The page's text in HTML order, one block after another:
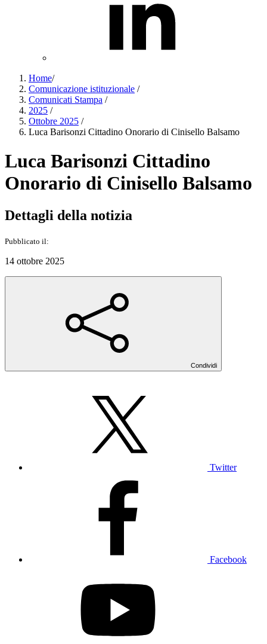
Home/
Comunicazione istituzionale /
Comunicati Stampa /
2025 /
Ottobre 2025 /
Luca Barisonzi Cittadino Onorario di Cinisello Balsamo
Luca Barisonzi Cittadino
Onorario di Cinisello Balsamo
Dettagli della notizia
Pubblicato il:
14 ottobre 2025
Condividi
Twitter
Facebook